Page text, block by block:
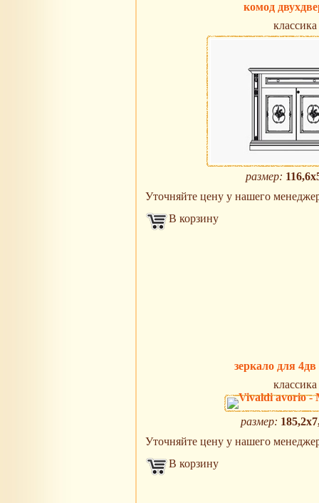
комод
классика
размер:
Уточняйте цену у нашего
В корзину
зеркало для
классика
размер:
Уточняйте цену у нашего
В корзину